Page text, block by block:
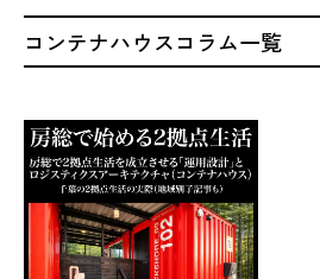
コンテナハウスコラム一覧